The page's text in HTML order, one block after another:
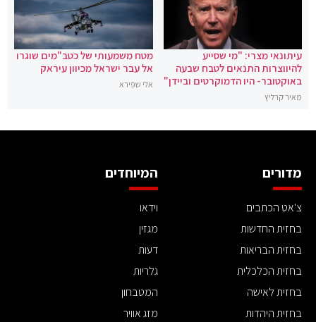
עיתונאי מצרי: "מי שסייע
להיווצרות התנאים לטבח שבעה
באוקטובר- היו הדמוקרטים וביידן"
מאיר קרליץ
מטח משמעותי של כטב"מים שוגרו
אל עבר ישראל מכיוון עיראק
אלי שפירא
מדורים
צ'אט הכתבים
בחזית החדשות
בחזית הבריאות
בחזית הכלכלית
בחזית לאישה
בחזית היהדות
המיוחדים
וידאו
מגזין
דעות
גלריות
המטבחון
מזג אוויר